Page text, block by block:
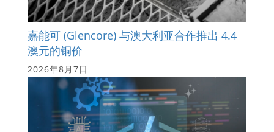
嘉能可 (Glencore) 与澳大利亚合作推出 4.4
澳元的铜价
2026年8月7日